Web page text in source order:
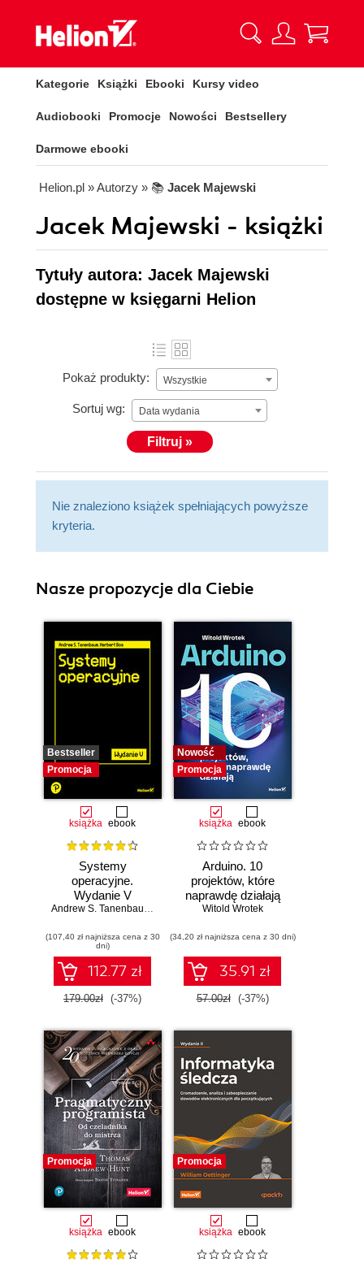
Kategorie Książki Ebooki Kursy video
Audiobooki Promocje Nowości Bestsellery
Darmowe ebooki
Helion.pl » Autorzy » 📚 Jacek Majewski
Jacek Majewski - książki
Tytuły autora: Jacek Majewski
dostępne w księgarni Helion
Pokaż produkty: Wszystkie
Sortuj wg: Data wydania
Filtruj »
Nie znaleziono książek spełniających powyższe
kryteria.
Nasze propozycje dla Ciebie
Bestseller
Promocja
książka ebook
Systemy
operacyjne.
Wydanie V
Andrew S. Tanenbaum, Herbert Bos
(107,40 zł najniższa cena z 30
dni)
112.77 zł
179.00zł (-37%)
Nowość
Promocja
książka ebook
Arduino. 10
projektów, które
naprawdę działają
Witold Wrotek
(34,20 zł najniższa cena z 30 dni)
35.91 zł
57.00zł (-37%)
Promocja
książka ebook
Promocja
książka ebook